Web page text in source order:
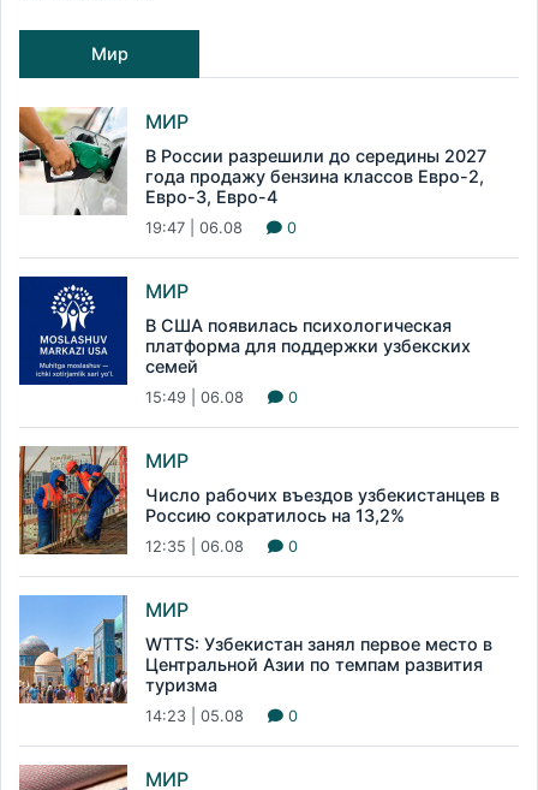
Мир
МИР
В России разрешили до середины 2027
года продажу бензина классов Евро-2,
Евро-3, Евро-4
19:47 | 06.08 0
МИР
В США появилась психологическая
платформа для поддержки узбекских
семей
15:49 | 06.08 0
МИР
Число рабочих въездов узбекистанцев в
Россию сократилось на 13,2%
12:35 | 06.08 0
МИР
WTTS: Узбекистан занял первое место в
Центральной Азии по темпам развития
туризма
14:23 | 05.08 0
МИР